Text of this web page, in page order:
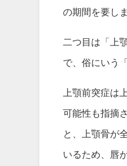
の期間を要しま
二つ目は「上
で、俗にいう
上顎前突症は
可能性も指摘
と、上顎骨が
いるため、唇